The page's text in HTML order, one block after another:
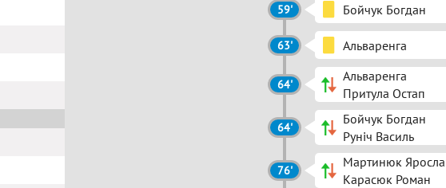
59' Бойчук Богдан
63' Альваренга
64'
Альваренга
Притула Остап
64'
Бойчук Богдан
Руніч Василь
76'
Мартинюк
Карасюк Роман